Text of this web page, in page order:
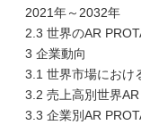
2021年～2032年
2.3 世界のAR
3 企業動向
3.1 世界市場におけ
3.2 売上高別世界
3.3 企業別AR